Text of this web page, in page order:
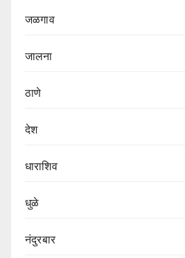
जळगाव
जालना
ठाणे
देश
धाराशिव
धुळे
नंदुरबार